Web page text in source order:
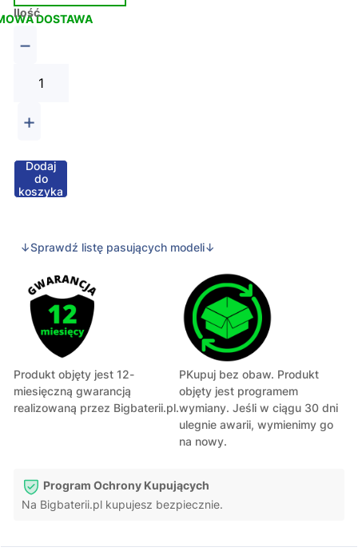
DOSTAWA
Ilość
−
+
Dodaj
do
koszyka
↓Sprawdź listę pasujących modeli↓
Produkt objęty jest 12-
miesięczną gwarancją
realizowaną przez Bigbaterii.pl.
PKupuj bez obaw. Produkt
objęty jest programem
wymiany. Jeśli w ciągu 30 dni
ulegnie awarii, wymienimy go
na nowy.
Program Ochrony Kupujących
Na Bigbaterii.pl kupujesz bezpiecznie.